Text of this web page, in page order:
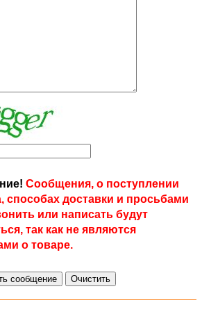
Сообщения, о поступлении
способах доставки и просьбами
или написать будут
так как не являются
о товаре.